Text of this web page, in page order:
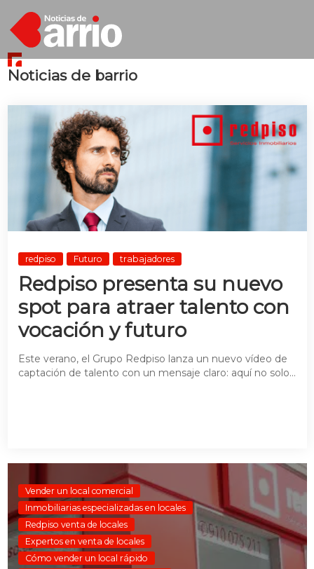
Noticias de barrio
redpiso Futuro trabajadores
Redpiso presenta su nuevo
spot para atraer talento con
vocación y futuro
Este verano, el Grupo Redpiso lanza un nuevo vídeo de
captación de talento con un mensaje claro: aquí no solo...
Vender un local comercial
Inmobiliarias especializadas en locales
Redpiso venta de locales
Expertos en venta de locales
Cómo vender un local rápido